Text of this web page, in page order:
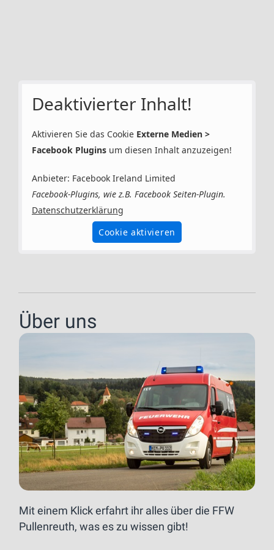
Deaktivierter Inhalt!
Aktivieren Sie das Cookie Externe Medien >
Facebook Plugins um diesen Inhalt anzuzeigen!
Anbieter: Facebook Ireland Limited
Facebook-Plugins, wie z.B. Facebook Seiten-Plugin.
Datenschutzerklärung
Cookie aktivieren
Über uns
Mit einem Klick erfahrt ihr alles über die FFW
Pullenreuth, was es zu wissen gibt!